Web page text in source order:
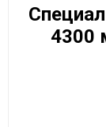
4300